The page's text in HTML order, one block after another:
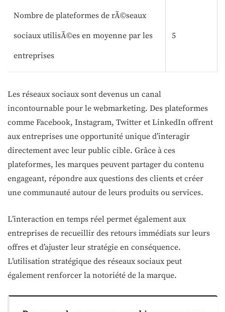
Nombre de plateformes de rÃ©seaux
sociaux utilisÃ©es en moyenne par les
entreprises
5
Les réseaux sociaux sont devenus un canal
incontournable pour le webmarketing. Des plateformes
comme Facebook, Instagram, Twitter et LinkedIn offrent
aux entreprises une opportunité unique d’interagir
directement avec leur public cible. Grâce à ces
plateformes, les marques peuvent partager du contenu
engageant, répondre aux questions des clients et créer
une communauté autour de leurs produits ou services.
L’interaction en temps réel permet également aux
entreprises de recueillir des retours immédiats sur leurs
offres et d’ajuster leur stratégie en conséquence.
L’utilisation stratégique des réseaux sociaux peut
également renforcer la notoriété de la marque.